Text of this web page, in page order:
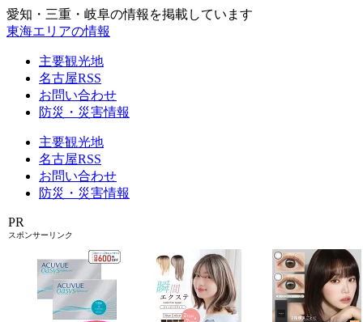
愛知・三重・岐阜の情報を掲載しています
東海エリアの情報
主要観光地
名古屋RSS
お問い合わせ
防災・災害情報
主要観光地
名古屋RSS
お問い合わせ
防災・災害情報
PR
スポンサーリンク